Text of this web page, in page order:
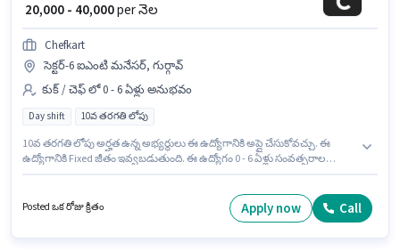
₹ 20,000 - 40,000per నెల
Chefkart
సెక్టర్-6 ఐఎంటి మనేసర్, గుర్గావ్
కుక్ / చెఫ్ లో 0 - 6 ఏళ్లు అనుభవం
Day shift 10వ తరగతి లోపు
10వ తరగతి లోపు అర్హత ఉన్న అభ్యర్థులు ఈ ఉద్యోగానికి అప్లై చేసుకోవచ్చు. ఈ
ఉద్యోగానికి Fixed జీతం ఇవ్వబడుతుంది. ఈ ఉద్యోగం 0 - 6 ఏళ్లు సంవత్సరాల
/ చెఫ్ విభాగంలో చెఫ్ గా చేరండి. ఈ ఉద్యోగం సెక్టర్-6 ఐఎంటి మనేసర్, గుర్గావ్ లో
Posted ఒక రోజు క్రితం Apply now Call